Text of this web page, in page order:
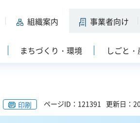
組織案内 事業者向け
まちづくり・環境 しごと
印刷 ページID：121391 更新日：